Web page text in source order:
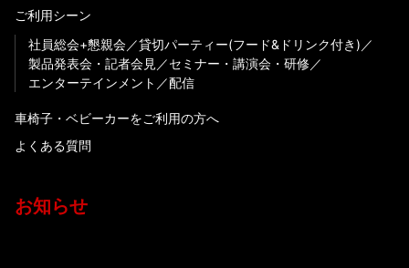
ご利用シーン
社員総会+懇親会
貸切パーティー(フード&ドリンク付き)
製品発表会・記者会見
セミナー・講演会・研修
エンターテインメント
配信
車椅子・ベビーカーをご利用の方へ
よくある質問
お知らせ